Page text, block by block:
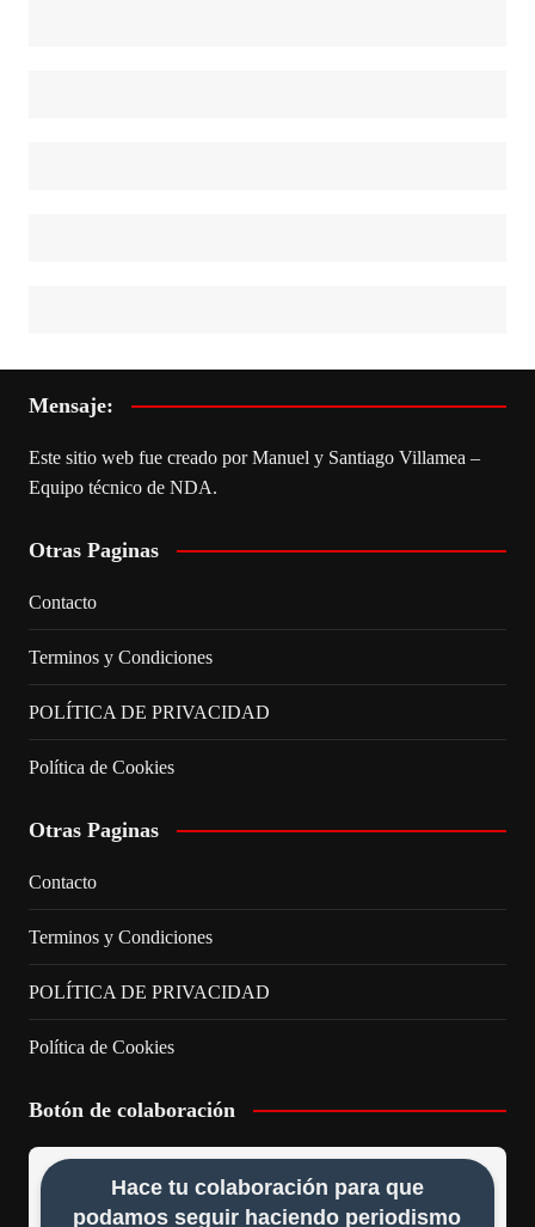
Mensaje:
Este sitio web fue creado por Manuel y Santiago Villamea –
Equipo técnico de NDA.
Otras Paginas
Contacto
Terminos y Condiciones
POLÍTICA DE PRIVACIDAD
Política de Cookies
Otras Paginas
Contacto
Terminos y Condiciones
POLÍTICA DE PRIVACIDAD
Política de Cookies
Botón de colaboración
Hace tu colaboración para que
podamos seguir haciendo periodismo